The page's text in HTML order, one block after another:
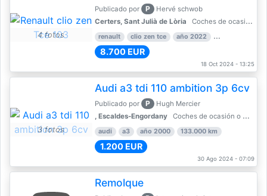
4 fotos
Publicado por P
Hervé schwob
Certers, Sant Julià de Lòria
Coches de ocasión o Nuevo
renault clio zen tce año 2022 39.000 km
8.700 EUR
18 Oct 2024 - 13:25
3 fotos
Audi a3 tdi 110 ambition 3p 6cv
Publicado por P
Hugh Mercier
, Escaldes-Engordany
Coches de ocasión o Nuevo
audi a3 año 2000 133.000 km
1.200 EUR
30 Ago 2024 - 07:09
Remolque